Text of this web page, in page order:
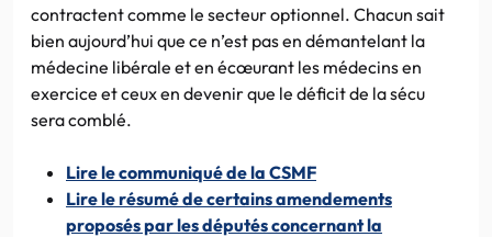
contractent comme le secteur optionnel. Chacun sait
bien aujourd’hui que ce n’est pas en démantelant la
médecine libérale et en écœurant les médecins en
exercice et ceux en devenir que le déficit de la sécu
sera comblé.
Lire le communiqué de la CSMF
Lire le résumé de certains amendements
proposés par les députés concernant la